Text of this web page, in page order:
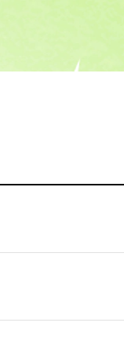
나무 눈종합검진